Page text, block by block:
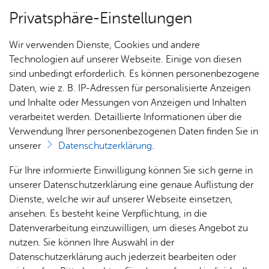
Über­sicht Bür­ger & Stadt
Rat­
haus &
Bür­
ger­
ser­vice
Rat­
häu­ser
Nach­
rich­
ten,
Vi­de­os
& Bil­
der
Me­di­
Jobs
Stel­
len­an­
ge­bo­te
Aus­bil­
dung &
Stu­di­
Bauen
& Um­
welt
Geo­
da­ten
Ge­
sund­
heit &
kum
Dienst­leis­tun­gen A–Z
Vor­le­sen
Spe­zi­fisch of­fe­ne Ge­neh­mi­
gung für die re­gel­mä­ßi­ge
vor­über­ge­hen­de Aus­fuhr
von Kul­tur­gut in Dritt­staa­ten
be­an­tra­gen
Privatsphäre-Einstellungen
Wir verwenden Dienste, Cookies und andere
Technologien auf unserer Webseite. Einige von diesen
sind unbedingt erforderlich. Es können personenbezogene
Daten, wie z. B. IP-Adressen für personalisierte Anzeigen
und Inhalte oder Messungen von Anzeigen und Inhalten
verarbeitet werden. Detaillierte Informationen über die
Verwendung Ihrer personenbezogenen Daten finden Sie in
unserer
Datenschutzerklärung.
Für Ihre informierte Einwilligung können Sie sich gerne in
unserer Datenschutzerklärung eine genaue Auflistung der
Dienste, welche wir auf unserer Webseite einsetzen,
ansehen. Es besteht keine Verpflichtung, in die
Datenverarbeitung einzuwilligen, um dieses Angebot zu
nutzen. Sie können Ihre Auswahl in der
Datenschutzerklärung auch jederzeit bearbeiten oder